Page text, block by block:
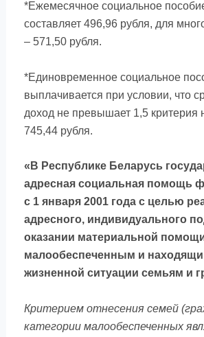
*Ежемесячное социальное
составляет 496,96 рубля, для
– 571,50 рубля.
*Единовременное социальное
выплачивается при условии, что
доход не превышает 1,5 критерия
745,44 рубля.
«В Республике Беларусь
адресная социальная помощь
с 1 января 2001 года с целью
адресного, индивидуального
оказании материальной
малообеспеченным и
жизненной ситуации семьям и
Критерием отнесения семей
категории малообеспеченных